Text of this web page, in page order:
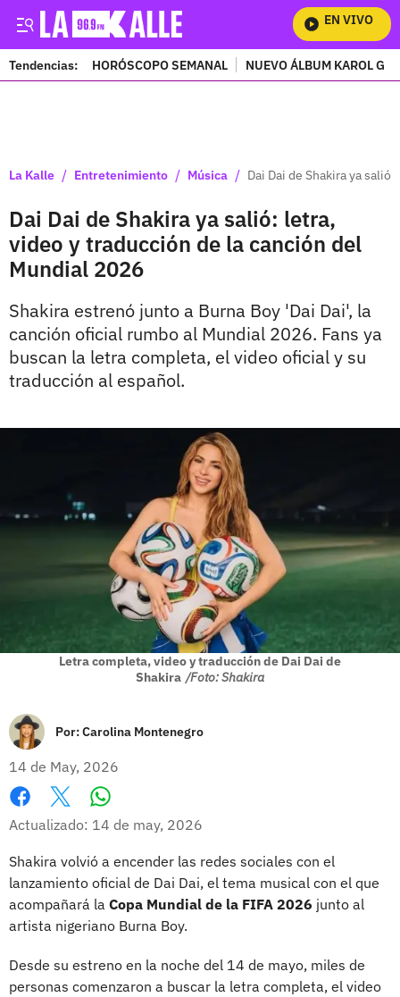
EN VIVO
Tendencias: HORÓSCOPO SEMANAL NUEVO ÁLBUM KAROL G
La Kalle / Entretenimiento / Música / Dai Dai de Shakira ya
Dai Dai de Shakira ya salió: letra,
video y traducción de la canción del
Mundial 2026
Shakira estrenó junto a Burna Boy 'Dai Dai', la
canción oficial rumbo al Mundial 2026. Fans ya
buscan la letra completa, el video oficial y su
traducción al español.
Letra completa, video y traducción de Dai Dai de
Shakira /Foto: Shakira
Por:Carolina Montenegro
14 de May, 2026
Facebook
X
Actualizado: 14 de may, 2026
Shakira volvió a encender las redes sociales con el
lanzamiento oficial de Dai Dai, el tema musical con el que
acompañará la Copa Mundial de la FIFA 2026 junto al
artista nigeriano Burna Boy.
Desde su estreno en la noche del 14 de mayo, miles de
personas comenzaron a buscar la letra completa, el video